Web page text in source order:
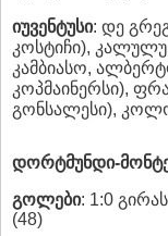
იუვენტუსი: დე
კოსტიჩი),
კამბიასო,
კოპმაინერსი),
გონსალესი),
დორტმუნდი-
გოლები: 1:0
(48)